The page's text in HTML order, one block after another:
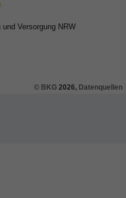
© BKG 2026, Datenquellen